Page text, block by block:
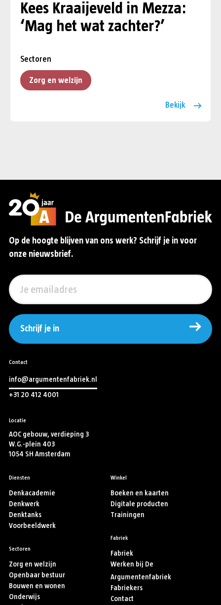
Kees Kraaijeveld in Mezza:
‘Mag het wat zachter?’
Sectoren
Zorg en welzijn
Bekijk
Op de hoogte blijven van ons werk? Schrijf je in voor
onze nieuwsbrief.
Schrijf je in
Contact
info@argumentenfabriek.nl
+31 20 412 4001
Locatie
AOC gebouw, verdieping 3
W.G.-plein 403
1054 SH Amsterdam
Diensten
Denkacademie
Denkwerk
Denktanks
Voorbeeldwerk
Sectoren
Zorg en welzijn
Openbaar bestuur
Bouwen en wonen
Onderwijs
Winkel
Boeken en kaarten
Digitale producten
Trainingen
Fabriek
Fabriek
Werken bij De
Argumentenfabriek
Fabriekers
Contact